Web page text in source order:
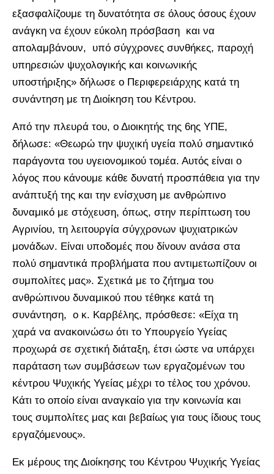
εξασφαλίζουμε τη δυνατότητα σε όλους όσους έχουν
ανάγκη να έχουν εύκολη πρόσβαση και να
απολαμβάνουν, υπό σύγχρονες συνθήκες, παροχή
υπηρεσιών ψυχολογικής και κοινωνικής
υποστήριξης» δήλωσε ο Περιφερειάρχης κατά τη
συνάντηση με τη Διοίκηση του Κέντρου.
Από την πλευρά του, ο Διοικητής της 6ης ΥΠΕ,
δήλωσε: «Θεωρώ την ψυχική υγεία πολύ σημαντικό
παράγοντα του υγειονομικού τομέα. Αυτός είναι ο
λόγος που κάνουμε κάθε δυνατή προσπάθεια για την
ανάπτυξή της και την ενίσχυση με ανθρώπινο
δυναμικό με στόχευση, όπως, στην περίπτωση του
Αγρινίου, τη λειτουργία σύγχρονων ψυχιατρικών
μονάδων. Είναι υποδομές που δίνουν ανάσα στα
πολύ σημαντικά προβλήματα που αντιμετωπίζουν οι
συμπολίτες μας». Σχετικά με το ζήτημα του
ανθρώπινου δυναμικού που τέθηκε κατά τη
συνάντηση, ο κ. Καρβέλης, πρόσθεσε: «Είχα τη
χαρά να ανακοινώσω ότι το Υπουργείο Υγείας
προχωρά σε σχετική διάταξη, έτσι ώστε να υπάρχει
παράταση των συμβάσεων των εργαζομένων του
κέντρου Ψυχικής Υγείας μέχρι το τέλος του χρόνου.
Κάτι το οποίο είναι αναγκαίο για την κοινωνία και
τους συμπολίτες μας και βεβαίως για τους ίδιους τους
εργαζόμενους».
Εκ μέρους της Διοίκησης του Κέντρου Ψυχικής Υγείας